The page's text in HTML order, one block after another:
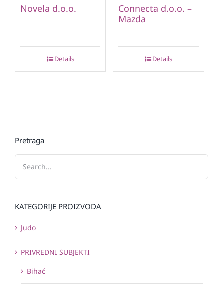
Novela d.o.o.
Details
Connecta d.o.o. –
Mazda
Details
Pretraga
KATEGORIJE PROIZVODA
Judo
PRIVREDNI SUBJEKTI
Bihać